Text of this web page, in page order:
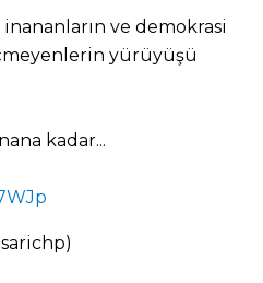
ve demokrasi
yürüyüşü
kadar...